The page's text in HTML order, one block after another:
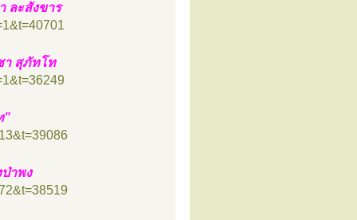
ละสังขาร
า สุภัทโท
”
าพง